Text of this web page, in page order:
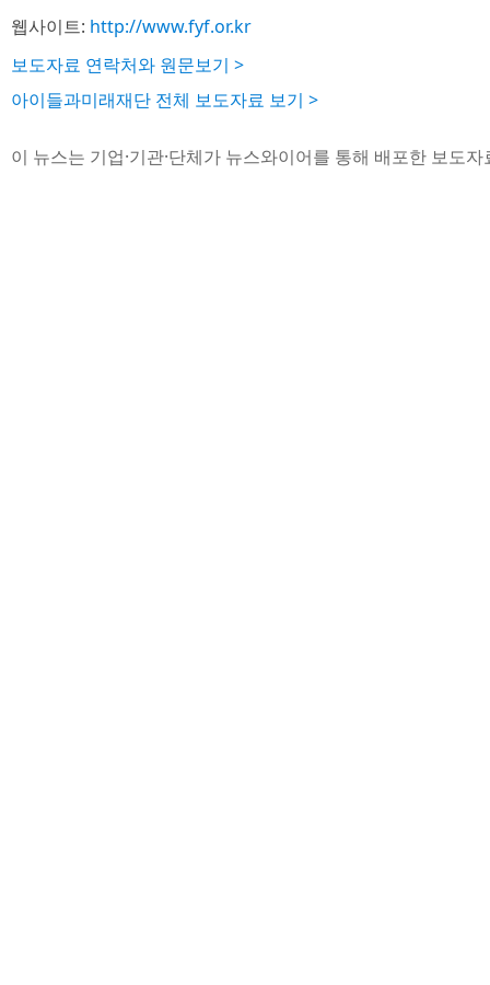
웹사이트: http://www.fyf.or.kr
보도자료 연락처와 원문보기 >
아이들과미래재단 전체 보도자료 보기 >
이 뉴스는 기업·기관·단체가 뉴스와이어를 통해 배포한 보도